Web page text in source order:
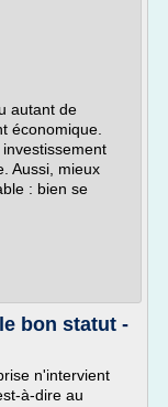
autant de
économique.
Aussi, mieux
: bien se
bon statut -
n'intervient
à-dire au